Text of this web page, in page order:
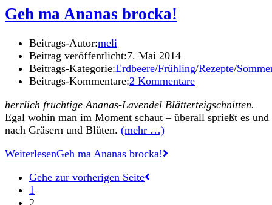
Geh ma Ananas brocka!
Beitrags-Autor:meli
Beitrag veröffentlicht:7. Mai 2014
Beitrags-Kategorie:Erdbeere/Frühling/Rezepte/
Beitrags-Kommentare:2 Kommentare
herrlich fruchtige Ananas-Lavendel Blätterteigschnitten.
Egal wohin man im Moment schaut – überall sprießt es
nach Gräsern und Blüten. (mehr …)
WeiterlesenGeh ma Ananas brocka!
Gehe zur vorherigen Seite
1